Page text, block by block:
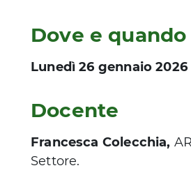
Dove e quando
Lunedì 26 gennaio 2026
Docente
Francesca Colecchia,
Settore.